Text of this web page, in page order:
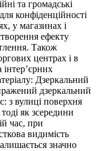
та громадські
конфіденційності
у магазинах і
ефекту
Також
центрах і в
інтер’єрних
Дзеркальний
дзеркальний
з вулиці поверхня
як зсередини
час, при
видимість
значно